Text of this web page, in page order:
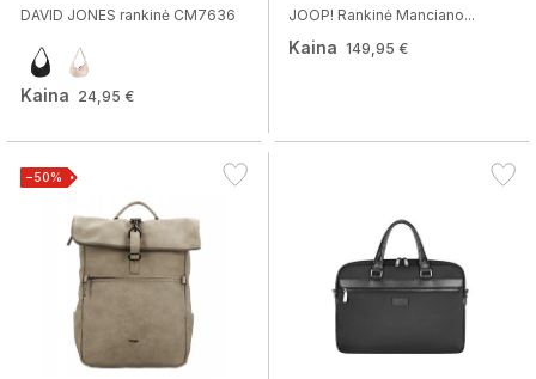
DAVID JONES rankinė CM7636
Kaina 24,95 €
JOOP! Rankinė Manciano...
Kaina 149,95 €
−50%